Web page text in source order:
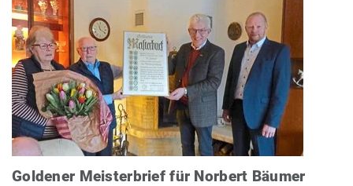
Goldener Meisterbrief für Norbert Bäumer